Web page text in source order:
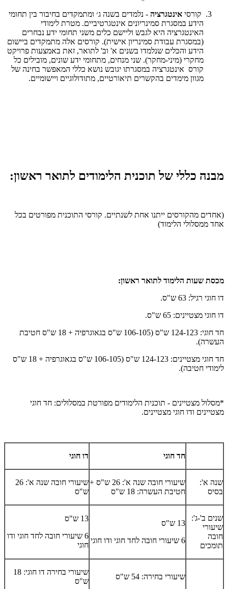
קורסי אינטגרציה - נלמדים בשנה ג׳ ומתמקדים בחיבור בין תחומי
הידע במסגרת סמינריונים אינטגרטיביים. מטרת לימודי
האינטגרציה היא לגבש וליישם כלים משני תחומי ידע נבחרים
(במסגרת עבודת סמינריון אישית). קורסים אלה מתמקדים ביישום
הידע והכלים שנלמדו בשנים א' וב' לתואר, זאת באמצעות פרויקט
מחקרי (מיני-מחקר). שני מנחים, מתחומי ידע שונים, מובילים כל
קורס אינטגרציה במסגרתו יגובש נושא כללי המאפשר בחינה של
מגוון מימדים בהקשרים תיאורטיים, מתודולוגיים ויישומיים.
מבנה כללי של תוכנית הלימודים לתואר ראשון:
(אחדים מהקורסים ייתנו אחת לשנתיים. קורסי התוכנית מפורטים בכל
אחד ממסלולי הלימוד)
מכסת שעות הלימוד לתואר ראשון:
דו חוגי רגיל: 63 ש"ס.
דו חוגי מצטיינים: 65 ש"ס.
חד חוגי: 124-123 ש"ס (106-105 ש"ס בגאוגרפיה + 18 ש"ס חטיבת
העשרה).
חד חוגי מצטיינים: 124-123 ש"ס (106-105 ש"ס בגאוגרפיה + 18 ש"ס
לימודי חטיבה).
*מסלול מצטיינים - תוכנית הלימודים מפורטת במסלולים: חד חוגי
מצטיינים ודו חוגי מצטיינים.
חד חוגי דו חוגי
שנה א':
בסיס
שיעורי חובה שנה א': 26 ש"ס +
חטיבת העשרה: 18 ש"ס
שיעורי חובה שנה א': 26
ש"ס
שנים ב'-ג':
שיעורי
חובה
תומכים
13 ש"ס
6 שיעורי חובה לחד חוגי ודו חוגי
13 ש"ס
6 שיעורי חובה לחד חוגי ודו
חוגי
שיעורי בחירה: 54 ש"ס
שיעורי בחירה דו חוגי: 18
ש"ס